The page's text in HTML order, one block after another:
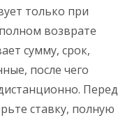
только при
возврате
сумму, срок,
после чего
Перед
ставку, полную